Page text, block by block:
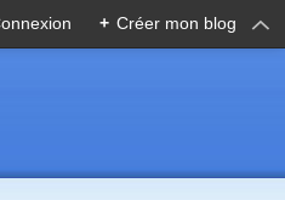
+ Créer mon blog